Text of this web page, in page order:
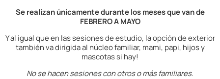
Se realizan únicamente durante los meses que van de
FEBRERO A MAYO
Y al igual que en las sesiones de estudio, la opción de exterior
también va dirigida al núcleo familiar, mami, papi, hijos y
mascotas si hay!
No se hacen sesiones con otros o más familiares.